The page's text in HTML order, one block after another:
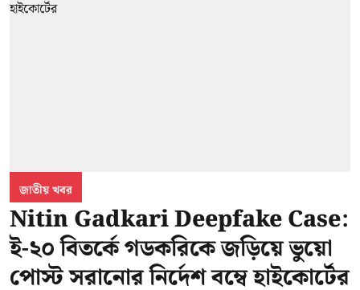
জাতীয় খবর
Nitin Gadkari Deepfake Case:
ই-২০ বিতর্কে গডকরিকে জড়িয়ে ভুয়ো
পোস্ট সরানোর নির্দেশ বম্বে হাইকোর্টের